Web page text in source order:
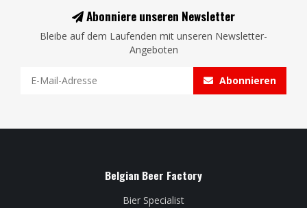
Abonniere unseren Newsletter
Bleibe auf dem Laufenden mit unseren Newsletter-
Angeboten
Abonnieren
Belgian Beer Factory
Bier Specialist